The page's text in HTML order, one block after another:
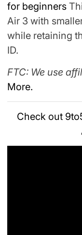
for beginners
Air 3 with
while retaining
ID.
FTC: We use
More.
Check out